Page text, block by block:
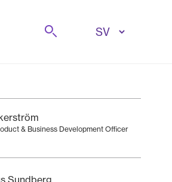
Sök på
& Business Development Officer
Sundberg